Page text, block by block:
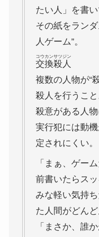
たい人」を書い
その紙をラン
人ゲーム”。
交換殺人
コウカンサツジン
複数の人物が“
殺人を行うこと
殺意がある人物
実行犯には動
定されにくい。
「まぁ、ゲー
前書いたらスッ
みな軽い気持
た人間がどん
「まさか、誰